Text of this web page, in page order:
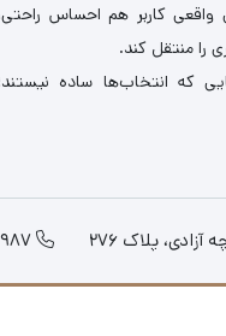
واقعی کاربر هم احساس
را منتقل کند.
که انتخاب‌ها ساده
پلاک 276